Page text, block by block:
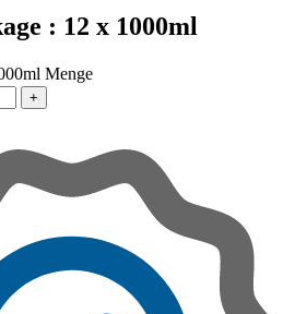
: 12 x 1000ml
Menge